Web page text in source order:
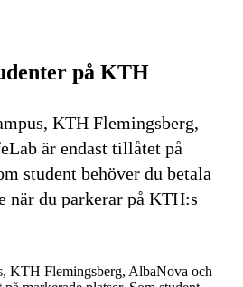
på KTH
KTH Flemingsberg,
är endast tillåtet på
student behöver du betala
när du parkerar på KTH:s
KTH Flemingsberg, AlbaNova och